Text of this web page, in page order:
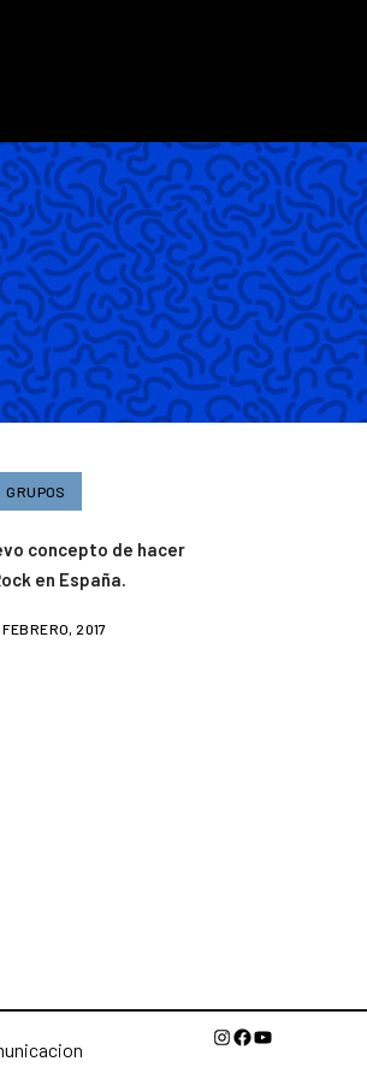
GRUPOS
concepto de hacer
en España.
FEBRERO, 2017
Instagram
Facebook
YouTube